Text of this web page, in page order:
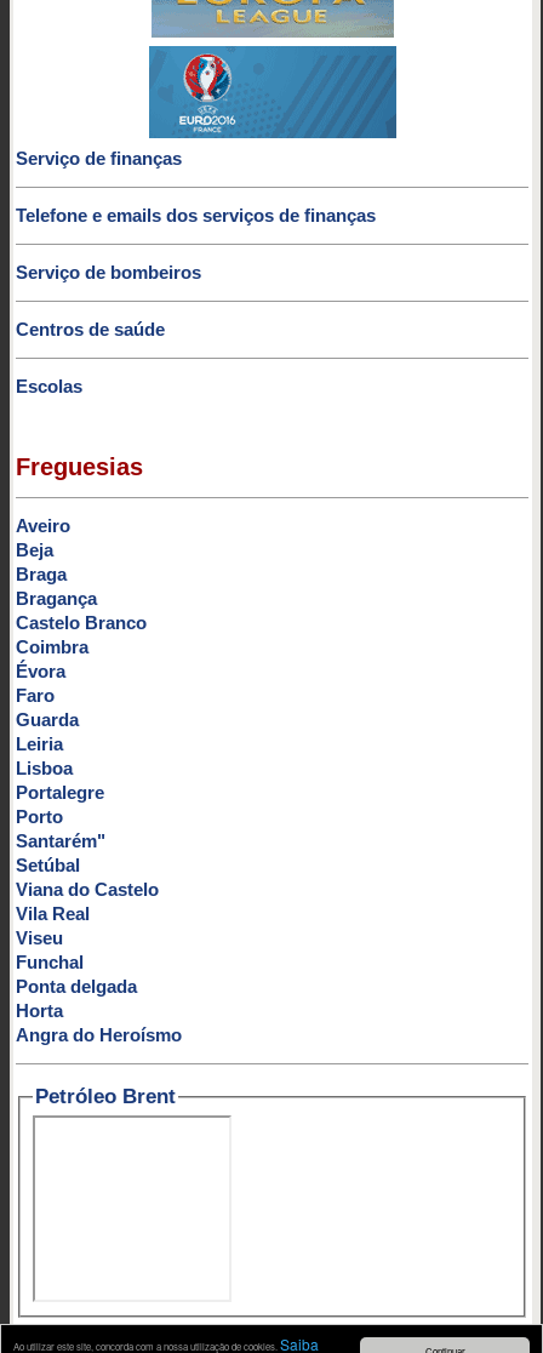
Ao utilizar este site, concorda com a nossa utilização de cookies. Saiba
Serviço de finanças
Telefone e emails dos serviços de finanças
Serviço de bombeiros
Centros de saúde
Escolas
Freguesias
Aveiro
Beja
Braga
Bragança
Castelo Branco
Coimbra
Évora
Faro
Guarda
Leiria
Lisboa
Portalegre
Porto
Santarém"
Setúbal
Viana do Castelo
Vila Real
Viseu
Funchal
Ponta delgada
Horta
Angra do Heroísmo
Petróleo Brent
|SAPO MAIL|HOTMAIL|